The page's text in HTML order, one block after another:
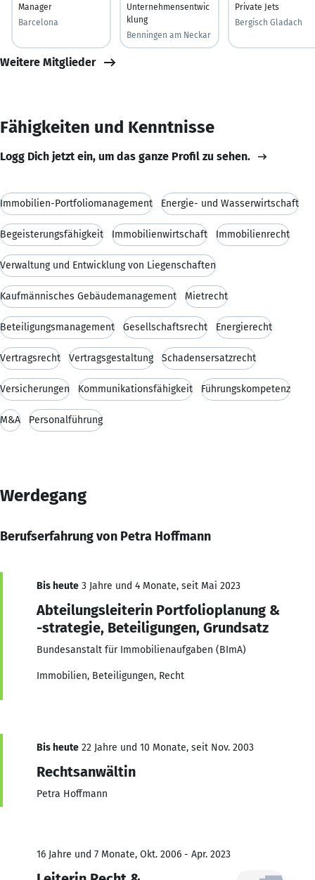
Manager
Barcelona
Unternehmensentwic
klung
Benningen am Neckar
Private Jets
Bergisch Gladach
Weitere Mitglieder
Fähigkeiten und Kenntnisse
Logg Dich jetzt ein, um das ganze Profil zu sehen.
Immobilien-Portfoliomanagement Energie- und Wasserwirtschaft
Begeisterungsfähigkeit Immobilienwirtschaft Immobilienrecht
Verwaltung und Entwicklung von Liegenschaften
Kaufmännisches Gebäudemanagement Mietrecht
Beteiligungsmanagement Gesellschaftsrecht Energierecht
Vertragsrecht Vertragsgestaltung Schadensersatzrecht
Versicherungen Kommunikationsfähigkeit Führungskompetenz
M&A Personalführung
Werdegang
Berufserfahrung von Petra Hoffmann
Bis heute 3 Jahre und 4 Monate, seit Mai 2023
Abteilungsleiterin Portfolioplanung &
-strategie, Beteiligungen, Grundsatz
Bundesanstalt für Immobilienaufgaben (BImA)
Immobilien, Beteiligungen, Recht
Bis heute 22 Jahre und 10 Monate, seit Nov. 2003
Rechtsanwältin
Petra Hoffmann
16 Jahre und 7 Monate, Okt. 2006 - Apr. 2023